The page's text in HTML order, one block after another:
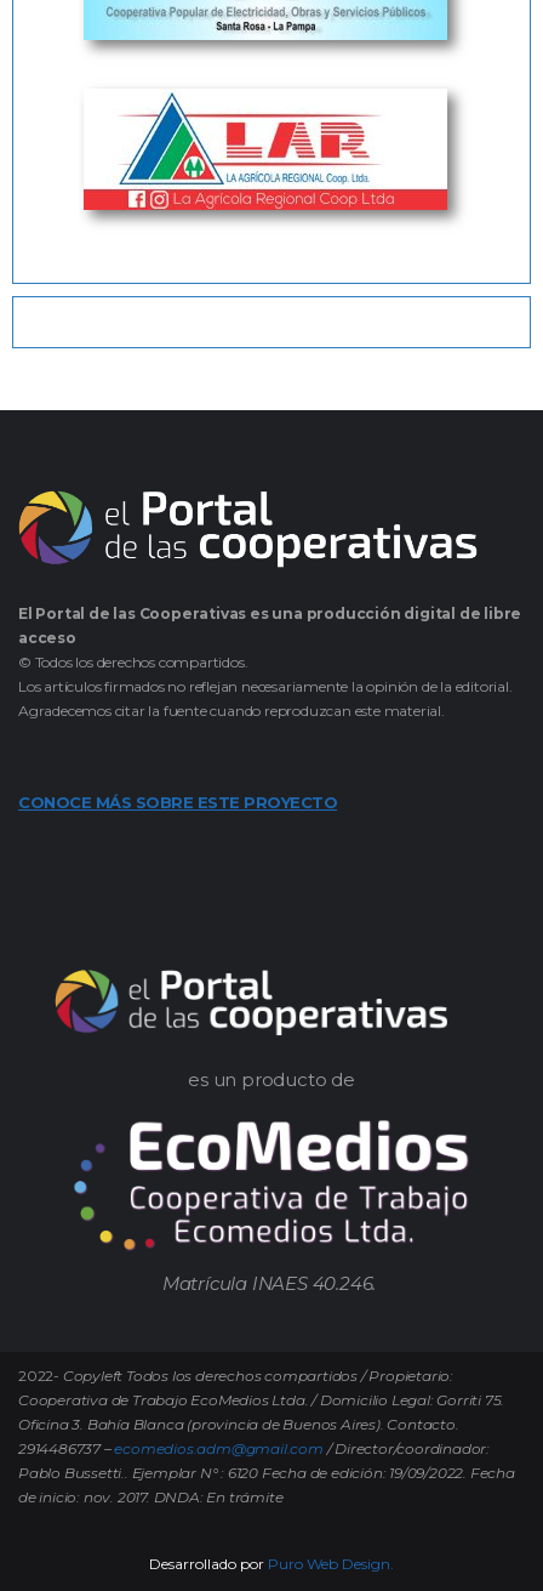
El Portal de las Cooperativas es una producción digital de libre
acceso
© Todos los derechos compartidos.
Los artículos firmados no reflejan necesariamente la opinión de la editorial.
Agradecemos citar la fuente cuando reproduzcan este material.
CONOCE MÁS SOBRE ESTE PROYECTO
es un producto de
Matrícula INAES 40.246.
2022- Copyleft Todos los derechos compartidos / Propietario:
Cooperativa de Trabajo EcoMedios Ltda. / Domicilio Legal: Gorriti 75.
Oficina 3. Bahía Blanca (provincia de Buenos Aires). Contacto.
2914486737 –ecomedios.adm@gmail.com / Director/coordinador:
Pablo Bussetti.. Ejemplar N° : 6120 Fecha de edición: 19/09/2022. Fecha
de inicio: nov. 2017. DNDA: En trámite
Desarrollado por Puro Web Design.